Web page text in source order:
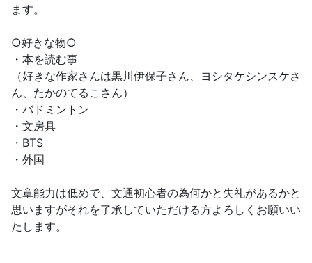
ます。
○好きな物○
・本を読む事
（好きな作家さんは黒川伊保子さん、ヨシタケシンスケさ
ん、たかのてるこさん）
・バドミントン
・文房具
・BTS
・外国
文章能力は低めで、文通初心者の為何かと失礼があるかと
思いますがそれを了承していただける方よろしくお願いい
たします。